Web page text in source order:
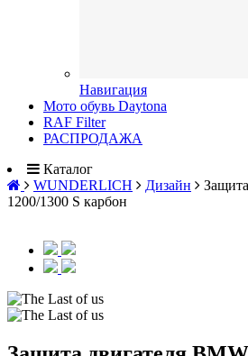
Навигация
Мото обувь Daytona
RAF Filter
РАСПРОДАЖА
Каталог
WUNDERLICH
Дизайн
1200/1300 S карбон